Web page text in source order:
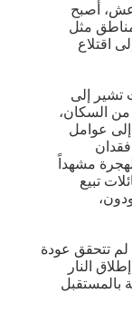
أصبح
مثل
اقتلاع
تشير إلى
إلى نحو 2% فقط من السكان،
إلى عوامل
فقدان
مشهداً
تبيع
لم تتحقق عودة
النار
بالمستقبل